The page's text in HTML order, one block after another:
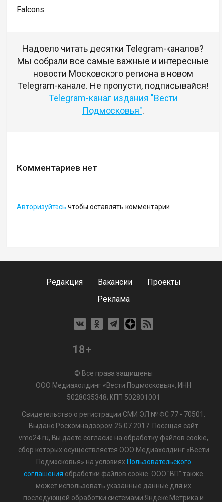
Falcons.
Надоело читать десятки Telegram-каналов?
Мы собрали все самые важные и интересные
новости Московского региона в новом
Telegram-канале. Не пропусти, подписывайся!
Telegram-канал издания "Вести
Подмосковья".
Комментариев нет
Авторизуйтесь чтобы оставлять комментарии
Редакция Вакансии
Проекты
Реклама
18+
© Все права защищены
ООО Медиахолдинг «Вести Подмосковья», ИНН
5028035348; КПП 502801001
Свидетельство о регистрации СМИ ЭЛ № ФС 77 - 70501.
Выдано Роскомнадзором 25.07.2017. Посещая сайт
vmo24.ru, Вы даете согласие на обработку файлов cookie,
сбор которых осуществляется ООО Медиахолдинг «Вести
Подмосковья» на условиях Пользовательского
соглашения обработки файлов cookie. ООО "ВП" также
может использовать указанные данные для их
последующей обработки системами Яндекс.Метрика и